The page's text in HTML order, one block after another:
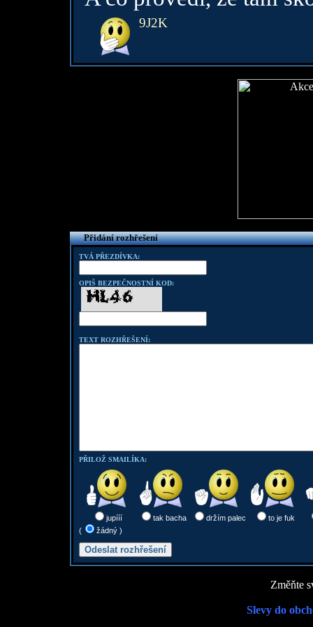
9J2K
Přidání rozhřešení
TVÁ PŘEZDÍVKA:
OPIŠ BEZPEČNOSTNÍ KOD:
TEXT ROZHŘEŠENÍ:
PŘILOŽ SMAILÍKA:
jupííí tak bacha držím palec
to je fuk
(
žádný )
Změňte
Slevy do